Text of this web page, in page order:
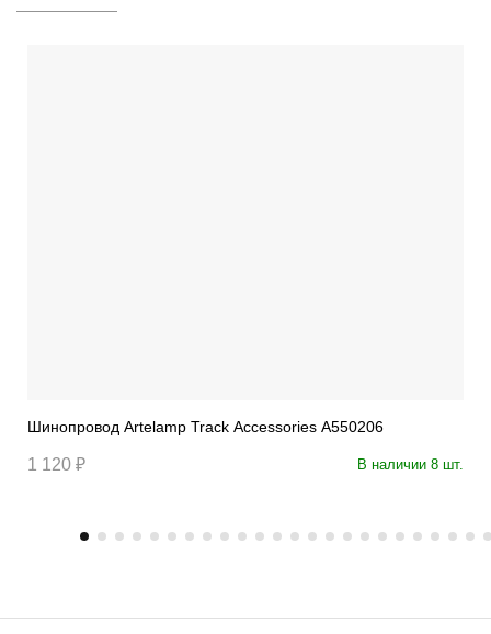
Шинопровод Artelamp Track Accessories A550206
1 120 ₽ В наличии 8 шт.